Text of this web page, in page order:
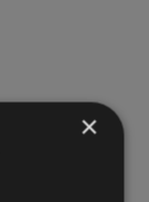
×